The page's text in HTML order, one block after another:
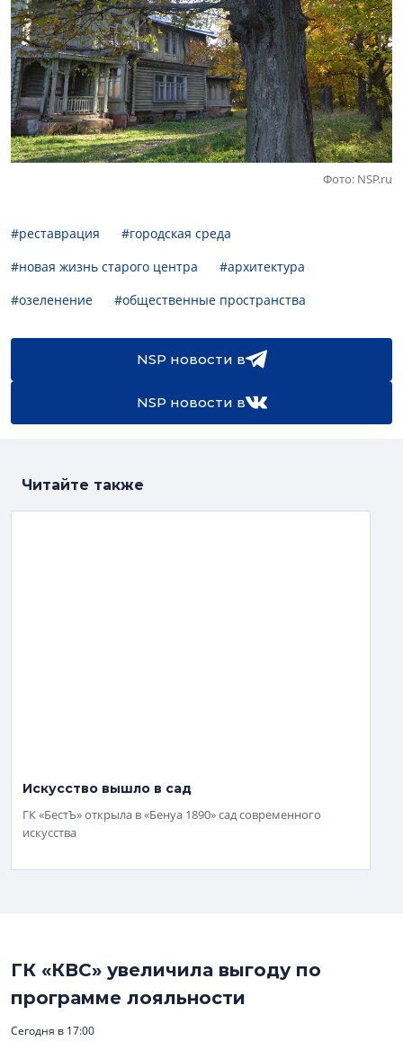
Фото: NSP.ru
#реставрация
#городская среда
#новая жизнь старого центра
#архитектура
#озеленение
#общественные пространства
NSP новости в
NSP новости в
Читайте также
Искусство вышло в сад
ГК «БестЪ» открыла в «Бенуа 1890» сад современного
искусства
ГК «КВС» увеличила выгоду по
программе лояльности
Сегодня в 17:00